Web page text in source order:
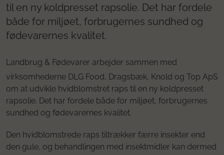
til en ny koldpresset rapsolie. Det har fordele
både for miljøet, forbrugernes sundhed og
fødevarernes kvalitet.
Landbrug & Fødevarer arbejder sammen med
virksomhederne DLG Food, Dragsbæk, Knold og Top ApS
om at udvikle hvidblomstret raps til en ny koldpresset
rapsolie. Det har fordele både for miljøet, forbrugernes
sundhed og fødevarernes kvalitet.
Den hvidblomstrede raps tiltrækker færre insekter end
den gule, og behandlingen med insektmidler kan dermed